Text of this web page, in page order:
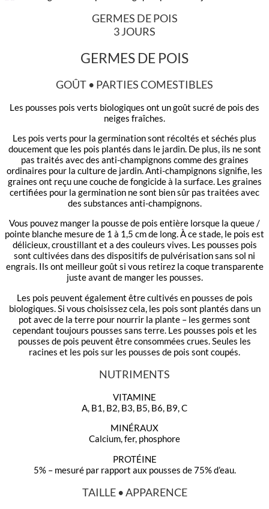
GERMES DE POIS
3 JOURS
GERMES DE POIS
GOÛT • PARTIES COMESTIBLES
Les pousses pois verts biologiques ont un goût sucré de pois des
neiges fraîches.
Les pois verts pour la germination sont récoltés et séchés plus
doucement que les pois plantés dans le jardin. De plus, ils ne sont
pas traités avec des anti-champignons comme des graines
ordinaires pour la culture de jardin. Anti-champignons signifie, les
graines ont reçu une couche de fongicide à la surface. Les graines
certifiées pour la germination ne sont bien sûr pas traitées avec
des substances anti-champignons.
Vous pouvez manger la pousse de pois entière lorsque la queue /
pointe blanche mesure de 1 à 1,5 cm de long. À ce stade, le pois est
délicieux, croustillant et a des couleurs vives. Les pousses pois
sont cultivées dans des dispositifs de pulvérisation sans sol ni
engrais. Ils ont meilleur goût si vous retirez la coque transparente
juste avant de manger les pousses.
Les pois peuvent également être cultivés en pousses de pois
biologiques. Si vous choisissez cela, les pois sont plantés dans un
pot avec de la terre pour nourrir la plante – les germes sont
cependant toujours pousses sans terre. Les pousses pois et les
pousses de pois peuvent être consommées crues. Seules les
racines et les pois sur les pousses de pois sont coupés.
NUTRIMENTS
VITAMINE
A, B1, B2, B3, B5, B6, B9, C
MINÉRAUX
Calcium, fer, phosphore
PROTÉINE
5% – mesuré par rapport aux pousses de 75% d’eau.
TAILLE • APPARENCE